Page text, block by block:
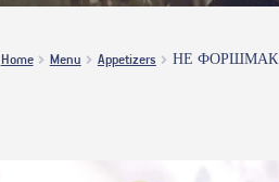
Home Menu Appetizers НЕ ФОРШМАК